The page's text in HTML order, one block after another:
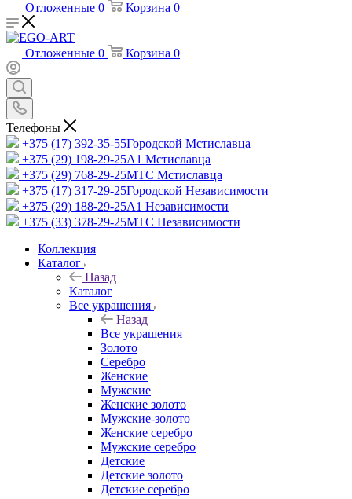
Отложенные 0 Корзина 0
Отложенные 0 Корзина 0
Телефоны
+375 (17) 392-35-55Городской Мстиславца
+375 (29) 198-29-25A1 Мстиславца
+375 (29) 768-29-25МТС Мстиславца
+375 (17) 317-29-25Городской Независимости
+375 (29) 188-29-25A1 Независимости
+375 (33) 378-29-25МТС Независимости
Коллекция
Каталог
Назад
Каталог
Все украшения
Назад
Все украшения
Золото
Серебро
Женские
Мужские
Женские золото
Мужские-золото
Женские серебро
Мужские серебро
Детские
Детские золото
Детские серебро